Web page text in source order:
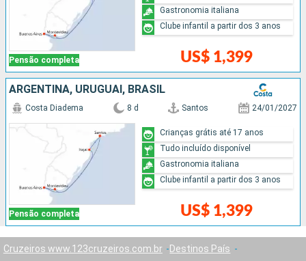
Pensão completa US$ 1,399
Gastronomia italiana
Clube infantil a partir dos 3 anos
ARGENTINA, URUGUAI, BRASIL
Pensão completa
Costa Diadema 8 d Santos 24/01/2027
US$ 1,399
Crianças grátis até 17 anos
Tudo incluído disponível
Gastronomia italiana
Clube infantil a partir dos 3 anos
Cruzeiros www.123cruzeiros.com.br
Destinos País